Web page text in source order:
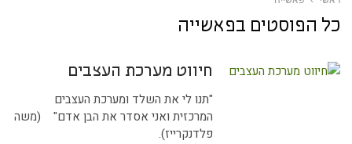
הפוסטים ב פאשייה
חיווט מערכת העצבים
"תנו לי את השלד ומערכת העצבים
המרכזית ואני אסדר את הבן אדם" (משה
פלדנקרייז).